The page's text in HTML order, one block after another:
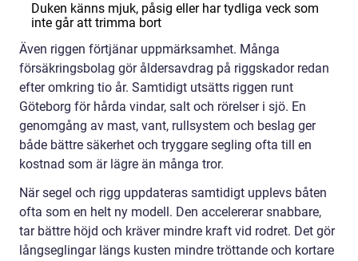
Duken känns mjuk, påsig eller har tydliga veck som
inte går att trimma bort
Även riggen förtjänar uppmärksamhet. Många
försäkringsbolag gör åldersavdrag på riggskador redan
efter omkring tio år. Samtidigt utsätts riggen runt
Göteborg för hårda vindar, salt och rörelser i sjö. En
genomgång av mast, vant, rullsystem och beslag ger
både bättre säkerhet och tryggare segling ofta till en
kostnad som är lägre än många tror.
När segel och rigg uppdateras samtidigt upplevs båten
ofta som en helt ny modell. Den accelererar snabbare,
tar bättre höjd och kräver mindre kraft vid rodret. Det gör
långseglingar längs kusten mindre tröttande och kortare